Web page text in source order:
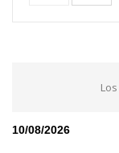
10/08/2026